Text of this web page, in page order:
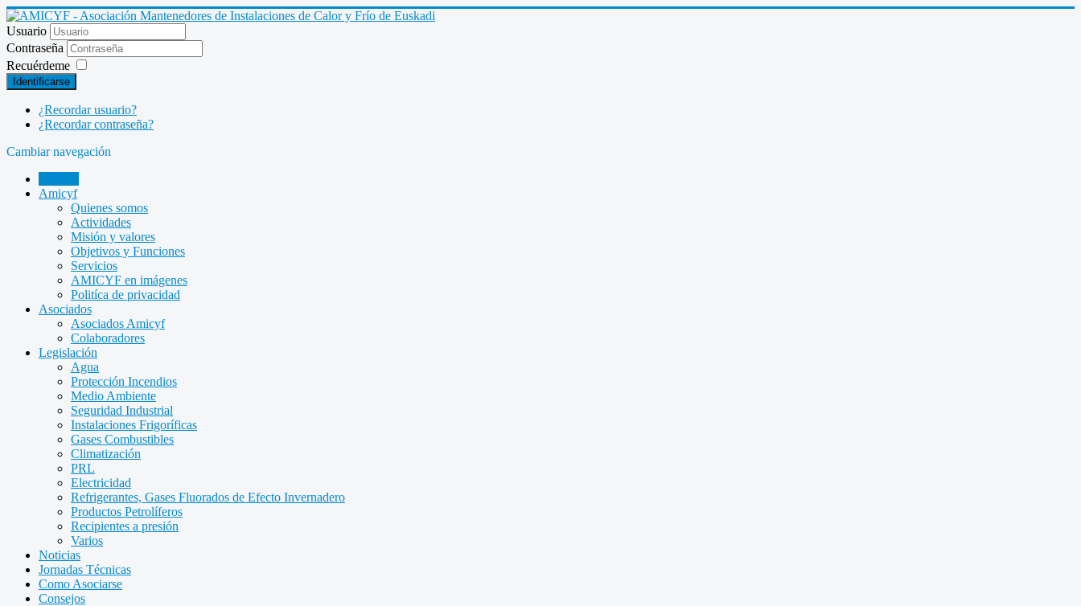
Usuario
Contraseña
Recuérdeme
Identificarse
¿Recordar usuario?
¿Recordar contraseña?
Cambiar navegación
Amicyf
Quienes somos
Actividades
Misión y valores
Objetivos y Funciones
Servicios
AMICYF en imágenes
Politíca de privacidad
Asociados
Asociados Amicyf
Colaboradores
Legislación
Agua
Protección Incendios
Medio Ambiente
Seguridad Industrial
Instalaciones Frigoríficas
Gases Combustibles
Climatización
PRL
Electricidad
Refrigerantes, Gases Fluorados de Efecto Invernadero
Productos Petrolíferos
Recipientes a presión
Varios
Noticias
Jornadas Técnicas
Como Asociarse
Consejos